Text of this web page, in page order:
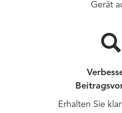
Gerät
Erhalten Sie